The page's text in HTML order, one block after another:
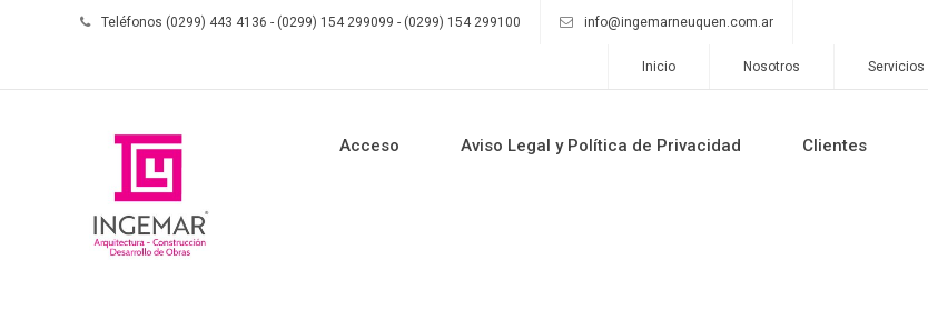
Teléfonos (0299) 443 4136 - (0299) 154 299099 - (0299) 154 299100 info@ingemarneuquen.com.ar
Inicio Nosotros Servicios
Acceso Aviso Legal y Política de Privacidad Clientes